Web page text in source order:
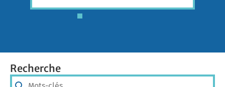
Recherche
Recherche
Recherche